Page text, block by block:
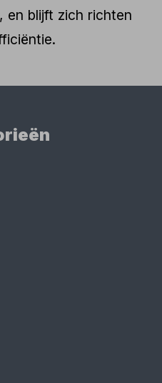
en blijft zich richten